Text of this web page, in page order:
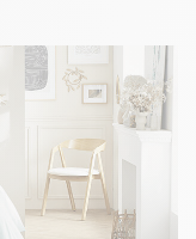
avec les